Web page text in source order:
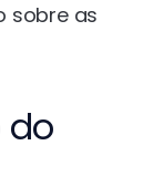
sobre as
do